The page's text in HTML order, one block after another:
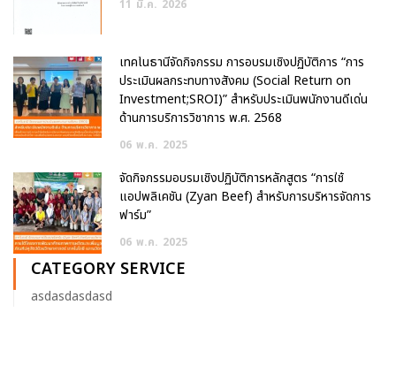
11 มี.ค. 2026
เทคโนธานีจัดกิจกรรม การอบรมเชิงปฏิบัติการ “การ
ประเมินผลกระทบทางสังคม (Social Return on
Investment;SROI)” สำหรับประเมินพนักงานดีเด่น
ด้านการบริการวิชาการ พ.ศ. 2568
06 พ.ค. 2025
จัดกิจกรรมอบรมเชิงปฏิบัติการหลักสูตร “การใช้
แอปพลิเคชัน (Zyan Beef) สำหรับการบริหารจัดการ
ฟาร์ม”
06 พ.ค. 2025
CATEGORY SERVICE
asdasdasdasd